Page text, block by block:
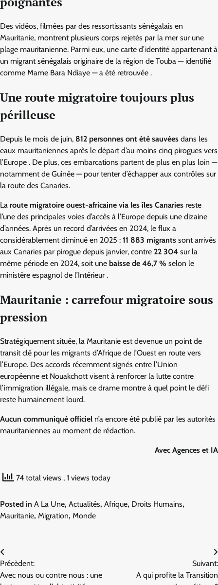
Des vidéos, filmées par des ressortissants sénégalais en
Mauritanie, montrent plusieurs corps rejetés par la mer sur une
plage mauritanienne. Parmi eux, une carte d’identité appartenant à
un migrant sénégalais originaire de la région de Touba — identifié
comme Mame Bara Ndiaye — a été retrouvée .
Une route migratoire toujours plus
périlleuse
Depuis le mois de juin, 812 personnes ont été sauvées dans les
eaux mauritaniennes après le départ d’au moins cinq pirogues vers
l’Europe . De plus, ces embarcations partent de plus en plus loin —
notamment de Guinée — pour tenter d’échapper aux contrôles sur
la route des Canaries.
La route migratoire ouest-africaine via les îles Canaries reste
l’une des principales voies d’accès à l’Europe depuis une dizaine
d’années. Après un record d’arrivées en 2024, le flux a
considérablement diminué en 2025 : 11 883 migrants sont arrivés
aux Canaries par pirogue depuis janvier, contre 22 304 sur la
même période en 2024, soit une baisse de 46,7 % selon le
ministère espagnol de l’Intérieur .
Mauritanie : carrefour migratoire sous
pression
Stratégiquement située, la Mauritanie est devenue un point de
transit clé pour les migrants d’Afrique de l’Ouest en route vers
l’Europe. Des accords récemment signés entre l’Union
européenne et Nouakchott visent à renforcer la lutte contre
l’immigration illégale, mais ce drame montre à quel point le défi
reste humainement lourd.
Aucun communiqué officiel n’a encore été publié par les autorités
mauritaniennes au moment de rédaction.
Avec Agences et IA
74 total views , 1 views today
Posted in A La Une, Actualités, Afrique, Droits Humains,
Mauritanie, Migration, Monde
Navigation
de
Précèdent:
Avec nous ou contre nous : une
Suivant:
A qui profite la Transition